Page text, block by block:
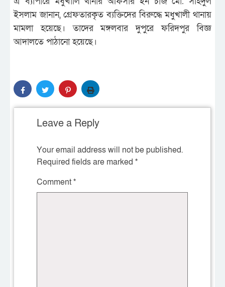
ইসলাম জানান, গ্রেফতারকৃত ব্যক্তিদের বিরুদ্ধে মধুখালী থানায়
মামলা হয়েছে। তাদের মঙ্গলবার দুপুরে ফরিদপুর বিজ্ঞ
আদালতে পাঠানো হয়েছে।
Leave a Reply
Your email address will not be published.
Required fields are marked *
Comment*